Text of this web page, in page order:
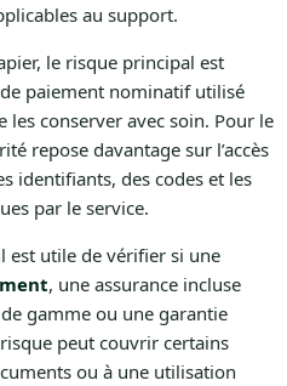
au support.
le risque principal est
paiement nominatif utilisé
conserver avec soin. Pour le
repose davantage sur l’accès
identifiants, des codes et les
par le service.
est utile de vérifier si une
, une assurance incluse
gamme ou une garantie
peut couvrir certains
ou à une utilisation